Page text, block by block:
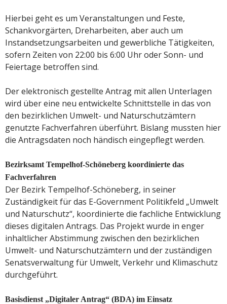
Hierbei geht es um Veranstaltungen und Feste,
Schankvorgärten, Dreharbeiten, aber auch um
Instandsetzungsarbeiten und gewerbliche Tätigkeiten,
sofern Zeiten von 22:00 bis 6:00 Uhr oder Sonn- und
Feiertage betroffen sind.
Der elektronisch gestellte Antrag mit allen Unterlagen
wird über eine neu entwickelte Schnittstelle in das von
den bezirklichen Umwelt- und Naturschutzämtern
genutzte Fachverfahren überführt. Bislang mussten hier
die Antragsdaten noch händisch eingepflegt werden.
Bezirksamt Tempelhof-Schöneberg koordinierte das
Fachverfahren
Der Bezirk Tempelhof-Schöneberg, in seiner
Zuständigkeit für das E-Government Politikfeld „Umwelt
und Naturschutz“, koordinierte die fachliche Entwicklung
dieses digitalen Antrags. Das Projekt wurde in enger
inhaltlicher Abstimmung zwischen den bezirklichen
Umwelt- und Naturschutzämtern und der zuständigen
Senatsverwaltung für Umwelt, Verkehr und Klimaschutz
durchgeführt.
Basisdienst „Digitaler Antrag“ (BDA) im Einsatz